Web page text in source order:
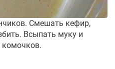
Смешать кефир,
Всыпать муку и